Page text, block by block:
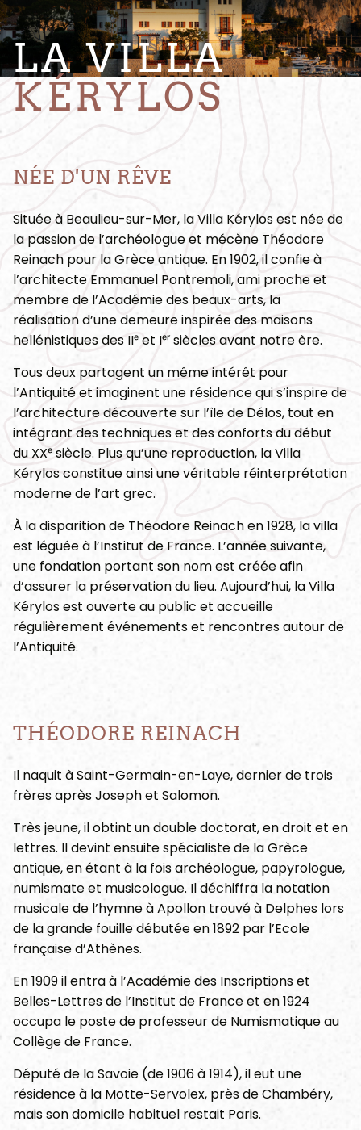
LA VILLA
KÉRYLOS
NÉE D'UN RÊVE
Située à Beaulieu-sur-Mer, la Villa Kérylos est née de
la passion de l’archéologue et mécène Théodore
Reinach pour la Grèce antique. En 1902, il confie à
l’architecte Emmanuel Pontremoli, ami proche et
membre de l’Académie des beaux-arts, la
réalisation d’une demeure inspirée des maisons
hellénistiques des IIᵉ et Iᵉʳ siècles avant notre ère.
Tous deux partagent un même intérêt pour
l’Antiquité et imaginent une résidence qui s’inspire de
l’architecture découverte sur l’île de Délos, tout en
intégrant des techniques et des conforts du début
du XXᵉ siècle. Plus qu’une reproduction, la Villa
Kérylos constitue ainsi une véritable réinterprétation
moderne de l’art grec.
À la disparition de Théodore Reinach en 1928, la villa
est léguée à l’Institut de France. L’année suivante,
une fondation portant son nom est créée afin
d’assurer la préservation du lieu. Aujourd’hui, la Villa
Kérylos est ouverte au public et accueille
régulièrement événements et rencontres autour de
l’Antiquité.
THÉODORE REINACH
Il naquit à Saint-Germain-en-Laye, dernier de trois
frères après Joseph et Salomon.
Très jeune, il obtint un double doctorat, en droit et en
lettres. Il devint ensuite spécialiste de la Grèce
antique, en étant à la fois archéologue, papyrologue,
numismate et musicologue. Il déchiffra la notation
musicale de l’hymne à Apollon trouvé à Delphes lors
de la grande fouille débutée en 1892 par l’Ecole
française d’Athènes.
En 1909 il entra à l’Académie des Inscriptions et
Belles-Lettres de l’Institut de France et en 1924
occupa le poste de professeur de Numismatique au
Collège de France.
Député de la Savoie (de 1906 à 1914), il eut une
résidence à la Motte-Servolex, près de Chambéry,
mais son domicile habituel restait Paris.